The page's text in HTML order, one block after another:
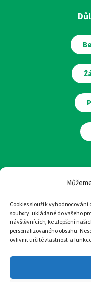
Cookies slouží k
soubory, ukládané do vašeho
návštěvnících, ke zlepšení
personalizovaného obsahu.
ovlivnit určité vlastnosti a
© Hospic
Design a